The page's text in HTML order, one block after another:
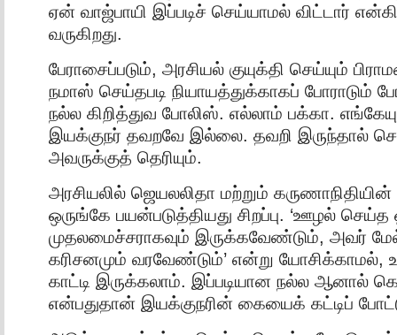
ஏன் வாஜ்பாயி இப்படிச் செய்யாமல் விட்டார்
வருகிறது.
பேராசைப்படும், அரசியல் குயுக்தி செய்யும்
நமாஸ் செய்தபடி நியாயத்துக்காகப் போராடும்
நல்ல கிறித்துவ போலிஸ். எல்லாம் பக்கா.
இயக்குநர் தவறவே இல்லை. தவறி இருந்தால்
அவருக்குத் தெரியும்.
அரசியலில் ஜெயலலிதா மற்றும்
ஒருங்கே பயன்படுத்தியது சிறப்பு. ‘ஊழல் செய்த
முதலமைச்சராகவும் இருக்கவேண்டும், அவர்
கரிசனமும் வரவேண்டும்’ என்று யோசிக்காமல்,
காட்டி இருக்கலாம். இப்படியான நல்ல ஆனால்
என்பதுதான் இயக்குநரின் கையைக் கட்டிப்